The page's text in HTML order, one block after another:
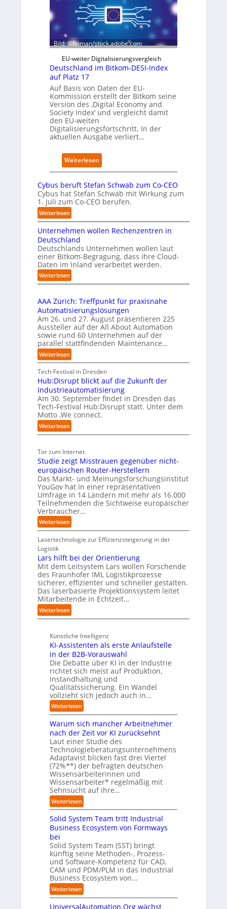
t
o
r
y
-
A
u
b
a
u
g
r
e
r
r
z
D
i
g
i
t
e
r
ö
f
n
e
e
e
n
C
m
p
s
Bild: ©Roman/stock.adobe.com
EU-weiter Digitalisierungsvergleich
Deutschland im Bitkom-DESI-Index
auf Platz 17
Auf Basis von Daten der EU-
Kommission erstellt der Bitkom seine
Version des ‚Digital Economy and
Society Index‘ und vergleicht damit
den EU-weiten
Digitalisierungsfortschritt. In der
aktuellen Ausgabe verliert…
Weiterlesen
D
u
t
s
h
l
n
d
i
B
t
k
o
m
-
E
S
I
-
I
n
d
x
f
P
l
a
t
z
Cybus beruft Stefan Schwab zum Co-CEO
Cybus hat Stefan Schwab mit Wirkung zum
1. Juli zum Co-CEO berufen.
Weiterlesen:
C
y
b
u
s
b
e
r
f
t
e
f
a
n
c
h
w
a
b
z
u
m
o
-
C
E
O
Unternehmen wollen Rechenzentren in
Deutschland
Deutschlands Unternehmen wollen laut
einer Bitkom-Begragung, dass ihre Cloud-
Daten im Inland verarbeitet werden.
Weiterlesen:
U
t
e
r
n
e
h
e
n
w
o
l
l
e
n
R
h
e
n
z
e
n
t
r
e
n
i
D
e
u
t
s
c
h
l
n
d
AAA Zürich: Treffpunkt für praxisnahe
Automatisierungslösungen
Am 26. und 27. August präsentieren 225
Aussteller auf der All About Automation
sowie rund 60 Unternehmen auf der
parallel stattfindenden Maintenance…
Weiterlesen:
A
A
A
Z
ü
r
i
c
h
r
e
f
f
p
u
n
k
t
ü
p
r
a
x
i
s
n
a
e
A
u
t
o
m
a
t
i
s
i
e
r
u
n
g
s
l
ö
s
u
n
g
n
Tech-Festival in Dresden
Hub:Disrupt blickt auf die Zukunft der
Industrieautomatisierung
Am 30. September findet in Dresden das
Tech-Festival Hub:Disrupt statt. Unter dem
Motto ‚We connect.
Weiterlesen:
H
b
:
D
i
s
r
u
p
b
l
c
t
a
u
f
d
i
Z
u
k
u
n
f
t
d
e
r
n
d
u
s
t
i
e
a
u
o
m
t
i
s
i
e
r
u
Tor zum Internet
Studie zeigt Misstrauen gegenüber nicht-
europäischen Router-Herstellern
Das Markt- und Meinungsforschungsinstitut
YouGov hat in einer repräsentativen
Umfrage in 14 Ländern mit mehr als 16.000
Teilnehmenden die Sichtweise europäischer
Verbraucher…
Weiterlesen:
S
t
d
e
z
e
i
g
t
i
s
r
a
u
e
n
g
g
e
n
ü
b
e
r
n
i
c
h
t
-
u
r
o
p
ä
i
s
Lasertechnologie zur Effizienzsteigerung in der
Logistik
Lars hilft bei der Orientierung
Mit dem Leitsystem Lars wollen Forschende
des Fraunhofer IML Logistikprozesse
sicherer, effizienter und schneller gestalten.
Das laserbasierte Projektionssystem leitet
Mitarbeitende in Echtzeit…
Weiterlesen:
L
r
s
h
i
l
f
t
b
e
i
d
e
r
O
r
i
e
n
t
i
e
r
u
g
Künstliche Intelligenz
KI-Assistenten als erste Anlaufstelle
in der B2B-Vorauswahl
Die Debatte über KI in der Industrie
richtet sich meist auf Produktion,
Instandhaltung und
Qualitätssicherung. Ein Wandel
vollzieht sich jedoch auch in…
Weiterlesen:
K
I
-
A
s
s
i
s
t
e
n
t
e
n
l
s
e
r
s
t
e
A
Warum sich mancher Arbeitnehmer
nach der Zeit vor KI zurücksehnt
Laut einer Studie des
Technologieberatungsunternehmens
Adaptavist blicken fast drei Viertel
(72%**) der befragten deutschen
Wissensarbeiterinnen und
Wissensarbeiter* regelmäßig mit
Sehnsucht auf ihre…
Weiterlesen:
W
a
r
m
s
i
c
h
m
a
n
Solid System Team tritt Industrial
Business Ecosystem von Formways
bei
Solid System Team (SST) bringt
künftig seine Methoden-, Prozess-
und Software-Kompetenz für CAD,
CAM und PDM/PLM in das Industrial
Business Ecosystem von…
Weiterlesen:
S
o
UniversalAutomation.Org wächst